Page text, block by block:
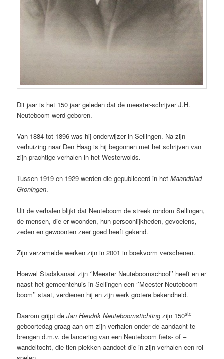
Dit jaar is het 150 jaar geleden dat de meester-schrijver J.H.
Neuteboom werd geboren.
Van 1884 tot 1896 was hij onderwijzer in Sellingen. Na zijn
verhuizing naar Den Haag is hij begonnen met het schrijven van
zijn prachtige verhalen in het Westerwolds.
Tussen 1919 en 1929 werden die gepubliceerd in hetMaandblad
Groningen.
Uit de verhalen blijkt dat Neuteboom de streek rondom Sellingen,
de mensen, die er woonden, hun persoonlijkheden, gevoelens,
zeden en gewoonten zeer goed heeft gekend.
Zijn verzamelde werken zijn in 2001 in boekvorm verschenen.
Hoewel Stadskanaal zijn ‘’Meester Neuteboomschool’’ heeft en er
naast het gemeentehuis in Sellingen een ‘’Meester Neuteboom-
boom’’ staat, verdienen hij en zijn werk grotere bekendheid.
Daarom grijpt deJan Hendrik Neuteboomstichting zijn 150ste
geboortedag graag aan om zijn verhalen onder de aandacht te
brengen d.m.v. de lancering van een Neuteboom fiets- of –
wandeltocht, die tien plekken aandoet die in zijn verhalen een rol